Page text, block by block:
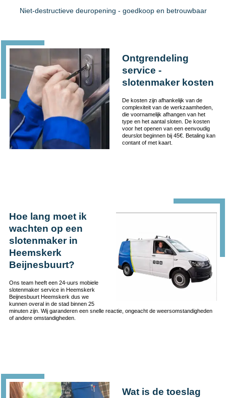
Niet-destructieve deuropening - goedkoop en betrouwbaar
Ontgrendeling
service -
slotenmaker kosten
De kosten zijn afhankelijk van de
complexiteit van de werkzaamheden,
die voornamelijk afhangen van het
type en het aantal sloten. De kosten
voor het openen van een eenvoudig
deurslot beginnen bij 45€. Betaling kan
contant of met kaart.
Hoe lang moet ik
wachten op een
slotenmaker in
Heemskerk
Beijnesbuurt?
Ons team heeft een 24-uurs mobiele
slotenmaker service in Heemskerk
Beijnesbuurt Heemskerk dus we
kunnen overal in de stad binnen 25
minuten zijn. Wij garanderen een snelle reactie, ongeacht de weersomstandigheden
of andere omstandigheden.
Wat is de toeslag